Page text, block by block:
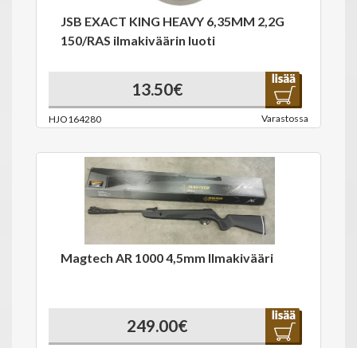
JSB EXACT KING HEAVY 6,35MM 2,2G
150/RAS ilmakiväärin luoti
13.50€
HJO164280 Varastossa
Magtech AR 1000 4,5mm Ilmakivääri
249.00€